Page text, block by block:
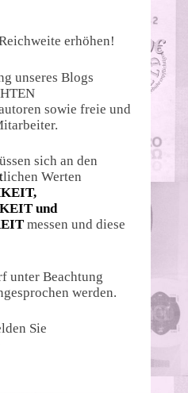
erhöhen!
unseres Blogs
sowie freie und
sich an den
lichen Werten
und
messen und diese
unter Beachtung
werden.
Sie